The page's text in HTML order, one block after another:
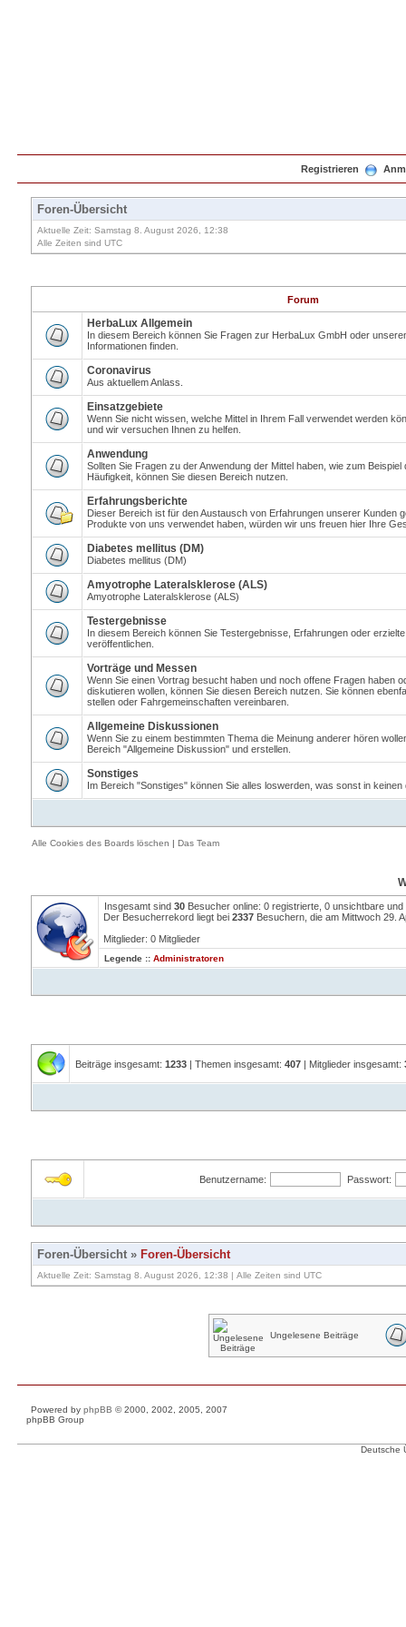
Registrieren
Foren-Übersicht
Aktuelle Zeit: Samstag 8. August 2026, 12:38
Alle Zeiten sind UTC
Forum
HerbaLux Allgemein
In diesem Bereich können Sie Fragen zur HerbaLux GmbH oder
Informationen finden.
Coronavirus
Aus aktuellem Anlass.
Einsatzgebiete
Wenn Sie nicht wissen, welche Mittel in Ihrem Fall verwendet werden
und wir versuchen Ihnen zu helfen.
Anwendung
Sollten Sie Fragen zu der Anwendung der Mittel haben, wie zum
Häufigkeit, können Sie diesen Bereich nutzen.
Erfahrungsberichte
Dieser Bereich ist für den Austausch von Erfahrungen unserer Kunden
Produkte von uns verwendet haben, würden wir uns freuen hier Ihre
Diabetes mellitus (DM)
Diabetes mellitus (DM)
Amyotrophe Lateralsklerose (ALS)
Amyotrophe Lateralsklerose (ALS)
Testergebnisse
In diesem Bereich können Sie Testergebnisse, Erfahrungen oder
veröffentlichen.
Vorträge und Messen
Wenn Sie einen Vortrag besucht haben und noch offene Fragen haben
diskutieren wollen, können Sie diesen Bereich nutzen. Sie können
stellen oder Fahrgemeinschaften vereinbaren.
Allgemeine Diskussionen
Wenn Sie zu einem bestimmten Thema die Meinung anderer hören
Bereich "Allgemeine Diskussion" und erstellen.
Sonstiges
Im Bereich "Sonstiges" können Sie alles loswerden, was sonst in
Alle Cookies des Boards löschen | Das Team
Insgesamt sind 30 Besucher online: 0 registrierte, 0 unsichtbare
Der Besucherrekord liegt bei 2337 Besuchern, die am Mittwoch 29.
Mitglieder: 0 Mitglieder
Legende :: Administratoren
Beiträge insgesamt: 1233 | Themen insgesamt: 407 | Mitglieder insgesamt:
Benutzername: Passwort:
Foren-Übersicht » Foren-Übersicht
Aktuelle Zeit: Samstag 8. August 2026, 12:38 | Alle Zeiten sind UTC
Ungelesene Beiträge
Powered by phpBB © 2000, 2002, 2005, 2007
phpBB Group
Deutsche